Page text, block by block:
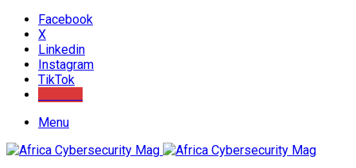
Facebook
X
Linkedin
Instagram
TikTok
Menu